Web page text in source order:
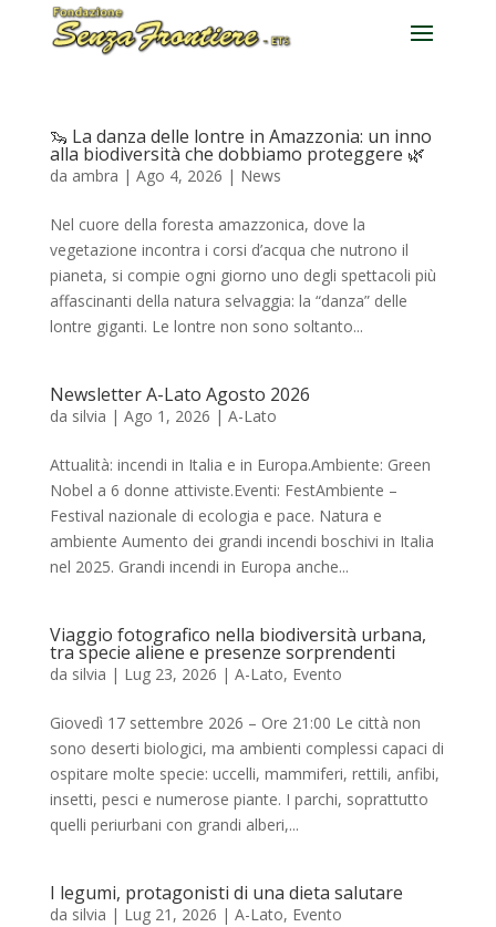
🦦 La danza delle lontre in Amazzonia: un inno
alla biodiversità che dobbiamo proteggere 🌿
da ambra | Ago 4, 2026 | News
Nel cuore della foresta amazzonica, dove la
vegetazione incontra i corsi d’acqua che nutrono il
pianeta, si compie ogni giorno uno degli spettacoli più
affascinanti della natura selvaggia: la “danza” delle
lontre giganti. Le lontre non sono soltanto...
Newsletter A-Lato Agosto 2026
da silvia | Ago 1, 2026 | A-Lato
Attualità: incendi in Italia e in Europa.Ambiente: Green
Nobel a 6 donne attiviste.Eventi: FestAmbiente –
Festival nazionale di ecologia e pace. Natura e
ambiente Aumento dei grandi incendi boschivi in Italia
nel 2025. Grandi incendi in Europa anche...
Viaggio fotografico nella biodiversità urbana,
tra specie aliene e presenze sorprendenti
da silvia | Lug 23, 2026 | A-Lato, Evento
Giovedì 17 settembre 2026 – Ore 21:00 Le città non
sono deserti biologici, ma ambienti complessi capaci di
ospitare molte specie: uccelli, mammiferi, rettili, anfibi,
insetti, pesci e numerose piante. I parchi, soprattutto
quelli periurbani con grandi alberi,...
I legumi, protagonisti di una dieta salutare
da silvia | Lug 21, 2026 | A-Lato, Evento